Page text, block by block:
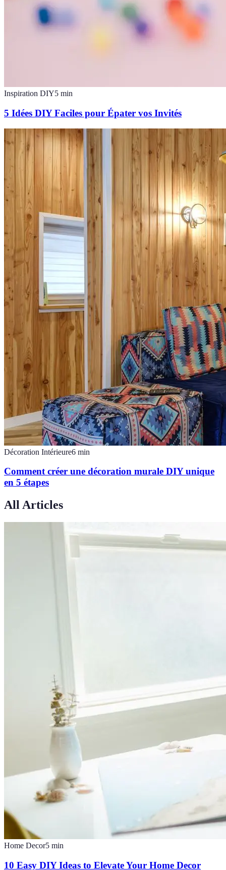
Inspiration DIY5 min
5 Idées DIY Faciles pour Épater vos Invités
Décoration Intérieure6 min
Comment créer une décoration murale DIY unique
en 5 étapes
All Articles
Home Decor5 min
10 Easy DIY Ideas to Elevate Your Home Decor